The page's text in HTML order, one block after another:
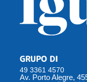
GRUPO DI
49 3361 4570
Av. Porto Alegre,